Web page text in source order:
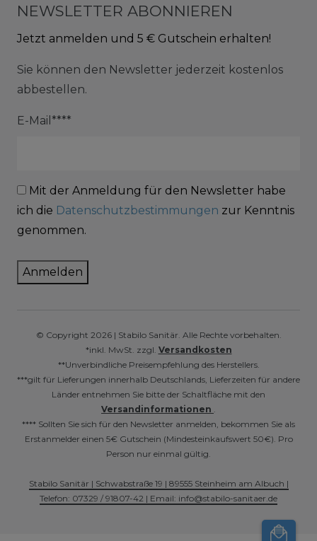
NEWSLETTER ABONNIEREN
Jetzt anmelden und 5 € Gutschein erhalten!
Sie können den Newsletter jederzeit kostenlos
abbestellen.
E-Mail****
Mit der Anmeldung für den Newsletter habe
ich die Datenschutzbestimmungen zur Kenntnis
genommen.
Anmelden
© Copyright 2026 | Stabilo Sanitär. Alle Rechte vorbehalten.
*inkl. MwSt. zzgl. Versandkosten
**Unverbindliche Preisempfehlung des Herstellers.
***gilt für Lieferungen innerhalb Deutschlands, Lieferzeiten für andere
Länder entnehmen Sie bitte der Schaltfläche mit den
Versandinformationen
**** Sollten Sie sich für den Newsletter anmelden, bekommen Sie als
Erstanmelder einen 5€ Gutschein (Mindesteinkaufswert 50€). Pro
Person nur einmal gültig.
Stabilo Sanitär | Schwabstraße 19 | 89555 Steinheim am Albuch |
Telefon: 07329 / 91807-42 | Email: info@stabilo-sanitaer.de